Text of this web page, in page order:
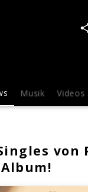
Musik Videos
von